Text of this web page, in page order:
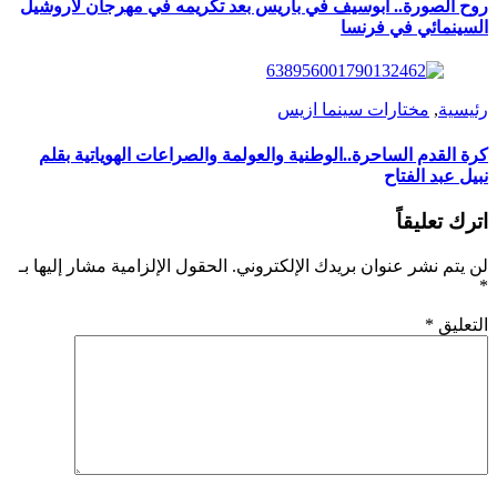
روح الصورة.. أبوسيف في باريس بعد تكريمه في مهرجان لاروشيل
السينمائي في فرنسا
رئيسية, مختارات سينما ازيس
كرة القدم الساحرة..الوطنية والعولمة والصراعات الهوياتية بقلم
نبيل عبد الفتاح
اترك تعليقاً
لن يتم نشر عنوان بريدك الإلكتروني. الحقول الإلزامية مشار إليها بـ
*
التعليق *